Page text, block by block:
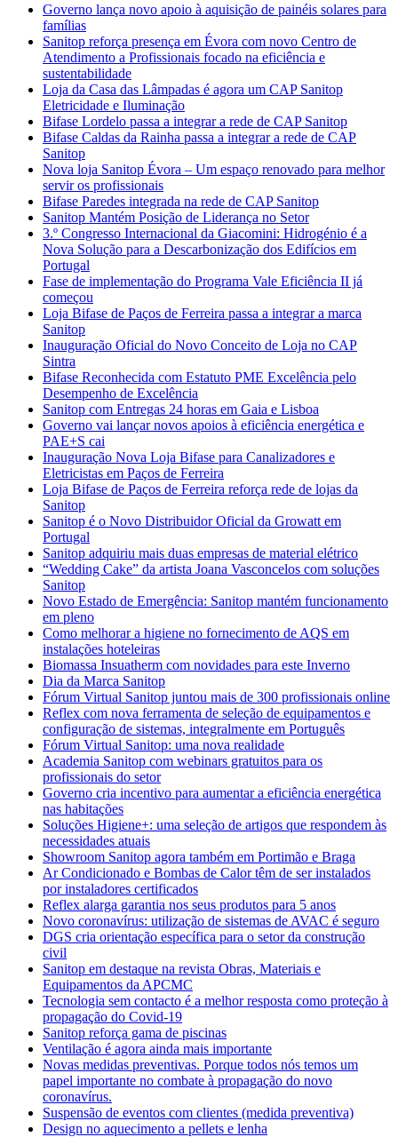
Governo lança novo apoio à aquisição de painéis solares para
famílias
Sanitop reforça presença em Évora com novo Centro de
Atendimento a Profissionais focado na eficiência e
sustentabilidade
Loja da Casa das Lâmpadas é agora um CAP Sanitop
Eletricidade e Iluminação
Bifase Lordelo passa a integrar a rede de CAP Sanitop
Bifase Caldas da Rainha passa a integrar a rede de CAP
Sanitop
Nova loja Sanitop Évora – Um espaço renovado para melhor
servir os profissionais
Bifase Paredes integrada na rede de CAP Sanitop
Sanitop Mantém Posição de Liderança no Setor
3.º Congresso Internacional da Giacomini: Hidrogénio é a
Nova Solução para a Descarbonização dos Edifícios em
Portugal
Fase de implementação do Programa Vale Eficiência II já
começou
Loja Bifase de Paços de Ferreira passa a integrar a marca
Sanitop
Inauguração Oficial do Novo Conceito de Loja no CAP
Sintra
Bifase Reconhecida com Estatuto PME Excelência pelo
Desempenho de Excelência
Sanitop com Entregas 24 horas em Gaia e Lisboa
Governo vai lançar novos apoios à eficiência energética e
PAE+S cai
Inauguração Nova Loja Bifase para Canalizadores e
Eletricistas em Paços de Ferreira
Loja Bifase de Paços de Ferreira reforça rede de lojas da
Sanitop
Sanitop é o Novo Distribuidor Oficial da Growatt em
Portugal
Sanitop adquiriu mais duas empresas de material elétrico
“Wedding Cake” da artista Joana Vasconcelos com soluções
Sanitop
Novo Estado de Emergência: Sanitop mantém funcionamento
em pleno
Como melhorar a higiene no fornecimento de AQS em
instalações hoteleiras
Biomassa Insuatherm com novidades para este Inverno
Dia da Marca Sanitop
Fórum Virtual Sanitop juntou mais de 300 profissionais online
Reflex com nova ferramenta de seleção de equipamentos e
configuração de sistemas, integralmente em Português
Fórum Virtual Sanitop: uma nova realidade
Academia Sanitop com webinars gratuitos para os
profissionais do setor
Governo cria incentivo para aumentar a eficiência energética
nas habitações
Soluções Higiene+: uma seleção de artigos que respondem às
necessidades atuais
Showroom Sanitop agora também em Portimão e Braga
Ar Condicionado e Bombas de Calor têm de ser instalados
por instaladores certificados
Reflex alarga garantia nos seus produtos para 5 anos
Novo coronavírus: utilização de sistemas de AVAC é seguro
DGS cria orientação específica para o setor da construção
civil
Sanitop em destaque na revista Obras, Materiais e
Equipamentos da APCMC
Tecnologia sem contacto é a melhor resposta como proteção à
propagação do Covid-19
Sanitop reforça gama de piscinas
Ventilação é agora ainda mais importante
Novas medidas preventivas. Porque todos nós temos um
papel importante no combate à propagação do novo
coronavírus.
Suspensão de eventos com clientes (medida preventiva)
Design no aquecimento a pellets e lenha